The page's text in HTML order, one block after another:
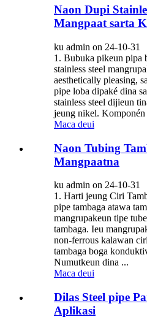
Naon Dupi
Mangpaat sarta
ku admin on 24-10-31
1. Bubuka pikeun pipa
stainless steel
aesthetically pleasing,
pipe loba dipaké dina
stainless steel dijieun
jeung nikel.
Maca deui
Naon Tubing
Mangpaatna
ku admin on 24-10-31
1. Harti jeung Ciri
pipe tambaga atawa
mangrupakeun tipe
tambaga. Ieu
non-ferrous kalawan
tambaga boga
Numutkeun dina ...
Maca deui
Dilas Steel pipe
Aplikasi